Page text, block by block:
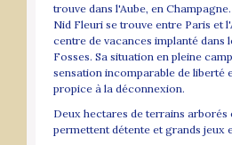
trouve dans l'Aube, en
Nid Fleuri se trouve entre Paris et
centre de vacances implanté dans
Fosses. Sa situation en pleine
sensation incomparable de liberté
propice à la déconnexion.
Deux hectares de terrains
permettent détente et grands jeux